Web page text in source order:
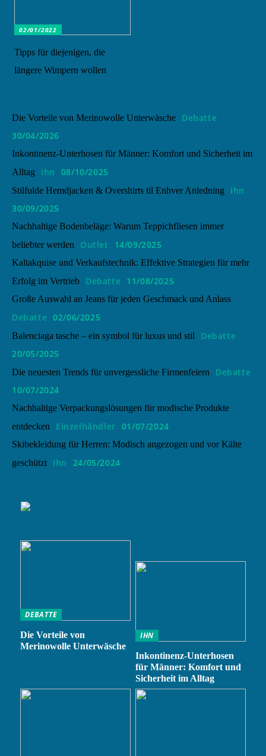
02/01/2022
Tipps für diejenigen, die
längere Wimpern wollen
Die Vorteile von Merinowolle Unterwäsche
Debatte
30/04/2026
Inkontinenz-Unterhosen für Männer: Komfort und Sicherheit im
Alltag
Ihn 08/10/2025
Stilfulde Hemdjacken & Overshirts til Enhver Anledning
Ihn
30/09/2025
Nachhaltige Bodenbeläge: Warum Teppichfliesen immer
beliebter werden
Outlet 14/09/2025
Kaltakquise und Verkaufstechnik: Effektive Strategien für mehr
Erfolg im Vertrieb
Debatte 11/08/2025
Große Auswahl an Jeans für jeden Geschmack und Anlass
Debatte 02/06/2025
Balenciaga tasche – ein symbol für luxus und stil
Debatte
20/05/2025
Die neuesten Trends für unvergessliche Firmenfeiern
Debatte
10/07/2024
Nachhaltige Verpackungslösungen für modische Produkte
entdecken
Einzelhändler 01/07/2024
Skibekleidung für Herren: Modisch angezogen und vor Kälte
geschützt
Ihn 24/05/2024
DEBATTE
Die Vorteile von
Merinowolle Unterwäsche
IHN
Inkontinenz-Unterhosen
für Männer: Komfort und
Sicherheit im Alltag